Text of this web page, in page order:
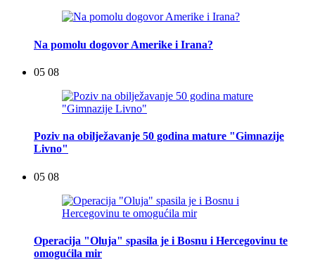
Na pomolu dogovor Amerike i Irana?
05 08
Poziv na obilježavanje 50 godina mature "Gimnazije
Livno"
05 08
Operacija "Oluja" spasila je i Bosnu i Hercegovinu te
omogućila mir